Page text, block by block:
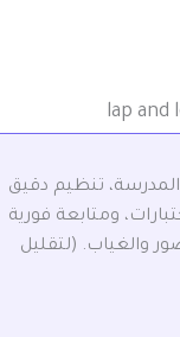
تنظيم دقيق
ومتابعة فورية
والغياب. (لتقليل